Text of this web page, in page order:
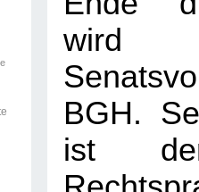
BGH.
ist